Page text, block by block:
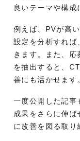
良いテーマや構成
例えば、PVが高
設定を分析すれば
きます。また、
を抽出すると、
善にも活かせます
一度公開した記事
成果をさらに伸
に改善を図る取り